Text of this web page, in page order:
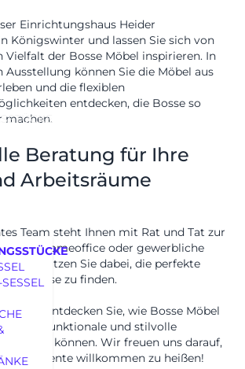
Einrichtungshaus Heider
Königswinter und lassen Sie sich von
der Bosse Möbel inspirieren. In
Ausstellung können Sie die Möbel aus
und die flexiblen
entdecken, die Bosse so
machen.
Beratung für Ihre
Arbeitsräume
Team steht Ihnen mit Rat und Tat zur
Homeoffice oder gewerbliche
unterstützen Sie dabei, die perfekte
zu finden.
und entdecken Sie, wie Bosse Möbel
funktionale und stilvolle
können. Wir freuen uns darauf,
willkommen zu heißen!